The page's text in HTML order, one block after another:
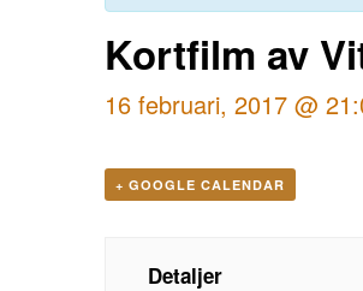
Kortfilm av
16 februari, 2017 @
+ GOOGLE CALENDAR
Detaljer